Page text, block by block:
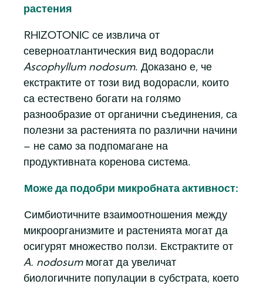
растения
RHIZOTONIC се извлича от
северноатлантическия вид водорасли
Ascophyllum nodosum. Доказано е, че
екстрактите от този вид водорасли, които
са естествено богати на голямо
разнообразие от органични съединения, са
полезни за растенията по различни начини
– не само за подпомагане на
продуктивната коренова система.
Може да подобри микробната активност:
Симбиотичните взаимоотношения между
микроорганизмите и растенията могат да
осигурят множество ползи. Екстрактите от
A. nodosumмогат да увеличат
биологичните популации в субстрата, което